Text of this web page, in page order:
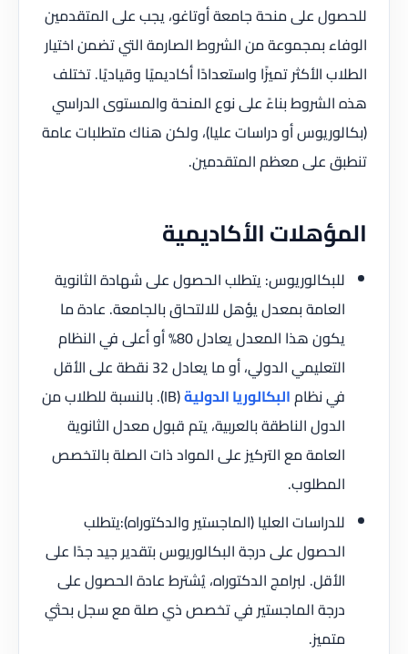
للحصول على منحة جامعة أوتاغو، يجب على المتقدمين
الوفاء بمجموعة من الشروط الصارمة التي تضمن اختيار
الطلاب الأكثر تميزًا واستعدادًا أكاديميًا وقياديًا. تختلف
هذه الشروط بناءً على نوع المنحة والمستوى الدراسي
(بكالوريوس أو دراسات عليا)، ولكن هناك متطلبات عامة
تنطبق على معظم المتقدمين.
المؤهلات الأكاديمية
للبكالوريوس: يتطلب الحصول على شهادة الثانوية
العامة بمعدل يؤهل للالتحاق بالجامعة. عادة ما
يكون هذا المعدل يعادل 80% أو أعلى في النظام
التعليمي الدولي، أو ما يعادل 32 نقطة على الأقل
في نظامالبكالوريا الدولية
(IB). بالنسبة للطلاب من
الدول الناطقة بالعربية، يتم قبول معدل الثانوية
العامة مع التركيز على المواد ذات الصلة بالتخصص
المطلوب.
للدراسات العليا (الماجستير والدكتوراه):يتطلب
الحصول على درجة البكالوريوس بتقدير جيد جدًا على
الأقل. لبرامج الدكتوراه، يُشترط عادة الحصول على
درجة الماجستير في تخصص ذي صلة مع سجل بحثي
متميز.